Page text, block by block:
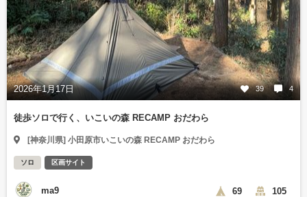
2026年1月17日 39 4
徒歩ソロで行く、いこいの森 RECAMP おだわら
[神奈川県] 小田原市いこいの森 RECAMP おだわら
ソロ 区画サイト
ma9 69 105